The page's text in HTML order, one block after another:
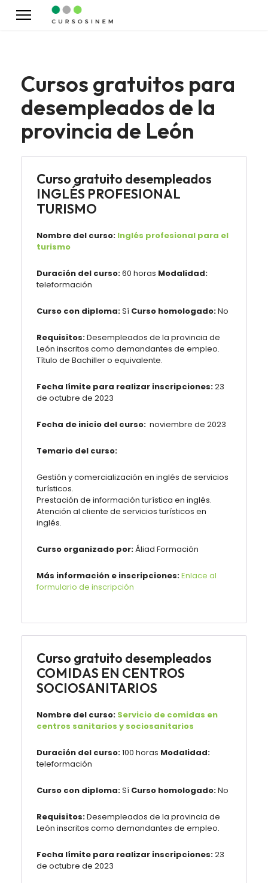
Cursos gratuitos para
desempleados de la
provincia de León
Curso gratuito desempleados
INGLÉS PROFESIONAL
TURISMO
Nombre del curso: Inglés profesional para el
turismo
Duración del curso:60 horas Modalidad:
teleformación
Curso con diploma:Sí Curso homologado:No
Requisitos:Desempleados de la provincia de
León inscritos como demandantes de empleo.
Título de Bachiller o equivalente.
Fecha límite para realizar inscripciones:23
de octubre de 2023
Fecha de inicio del curso: noviembre de 2023
Temario del curso:
Gestión y comercialización en inglés de servicios
turísticos.
Prestación de información turística en inglés.
Atención al cliente de servicios turísticos en
inglés.
Curso organizado por:Áliad Formación
Más información e inscripciones:Enlace al
formulario de inscripción
Curso gratuito desempleados
COMIDAS EN CENTROS
SOCIOSANITARIOS
Nombre del curso: Servicio de comidas en
centros sanitarios y sociosanitarios
Duración del curso:100 horas Modalidad:
teleformación
Curso con diploma:Sí Curso homologado:No
Requisitos:Desempleados de la provincia de
León inscritos como demandantes de empleo.
Fecha límite para realizar inscripciones:23
de octubre de 2023